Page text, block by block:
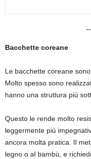
Bacchette coreane
Le bacchette coreane
Molto spesso sono
hanno una struttura più
Questo le rende molto
leggermente più
ancora molta pratica. Il
legno o al bambù, e